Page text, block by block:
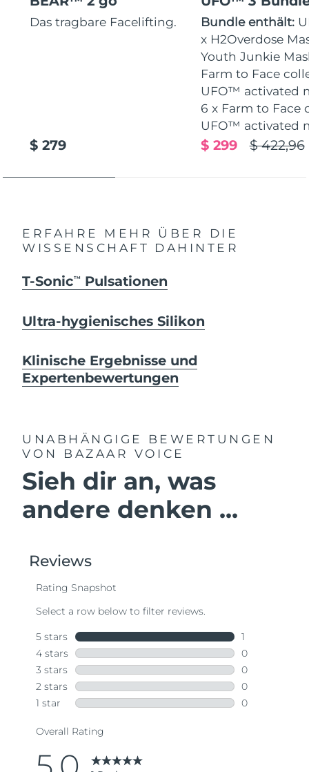
Das tragbare Facelifting.
$ 279
Bundle enthält:
x H2Overdose
Youth Junkie
Farm to Face
UFO™ activated
6 x Farm to Face
UFO™ activated
$ 422,96
$ 299
ERFAHRE MEHR ÜBER DIE
WISSENSCHAFT DAHINTER
T-SonicTM Pulsationen
Ultra-hygienisches Silikon
Klinische Ergebnisse und
Expertenbewertungen
UNABHÄNGIGE BEWERTUNGEN
VON BAZAAR VOICE
Sieh dir an, was
andere denken ...